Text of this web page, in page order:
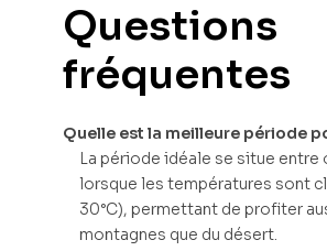
Questions
fréquentes
Quelle est la meilleure période
La période idéale se situe
lorsque les températures sont
30°C), permettant de profiter
montagnes que du désert.